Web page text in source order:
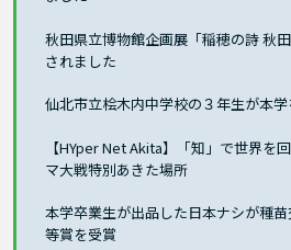
秋田県立博物館企画展「稲穂の詩 秋
されました
仙北市立桧木内中学校の３年生が本
【HYper Net Akita】「知」で世界を
マ大戦特別あきた場所
本学卒業生が出品した日本ナシが種
等賞を受賞